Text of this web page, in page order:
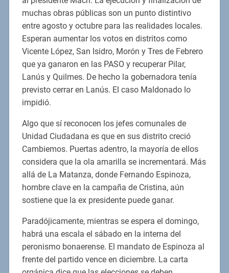
muchas obras públicas son un punto distintivo
entre agosto y octubre para las realidades locales.
Esperan aumentar los votos en distritos como
Vicente López, San Isidro, Morón y Tres de Febrero
que ya ganaron en las PASO y recuperar Pilar,
Lanús y Quilmes. De hecho la gobernadora tenía
previsto cerrar en Lanús. El caso Maldonado lo
impidió.
Algo que sí reconocen los jefes comunales de
Unidad Ciudadana es que en sus distrito creció
Cambiemos. Puertas adentro, la mayoría de ellos
considera que la ola amarilla se incrementará. Más
allá de La Matanza, donde Fernando Espinoza,
hombre clave en la campaña de Cristina, aún
sostiene que la ex presidente puede ganar.
Paradójicamente, mientras se espera el domingo,
habrá una escala el sábado en la interna del
peronismo bonaerense. El mandato de Espinoza al
frente del partido vence en diciembre. La carta